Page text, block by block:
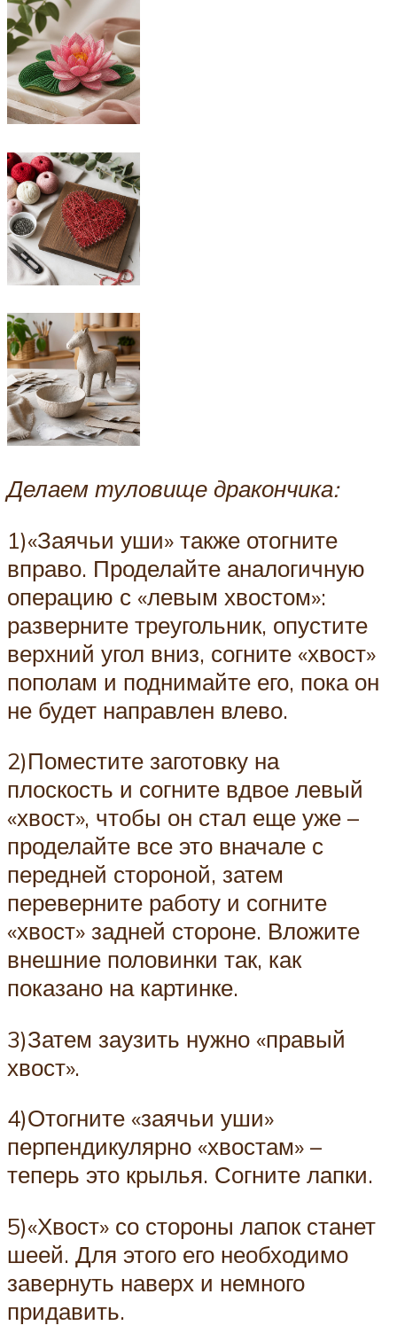
Делаем туловище дракончика:
1)«Заячьи уши» также отогните
вправо. Проделайте аналогичную
операцию с «левым хвостом»:
разверните треугольник, опустите
верхний угол вниз, согните «хвост»
пополам и поднимайте его, пока он
не будет направлен влево.
2)Поместите заготовку на
плоскость и согните вдвое левый
«хвост», чтобы он стал еще уже –
проделайте все это вначале с
передней стороной, затем
переверните работу и согните
«хвост» задней стороне. Вложите
внешние половинки так, как
показано на картинке.
3)Затем заузить нужно «правый
хвост».
4)Отогните «заячьи уши»
перпендикулярно «хвостам» –
теперь это крылья. Согните лапки.
5)«Хвост» со стороны лапок станет
шеей. Для этого его необходимо
завернуть наверх и немного
придавить.